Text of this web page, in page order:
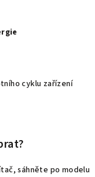
cyklu zařízení
sáhněte po modelu